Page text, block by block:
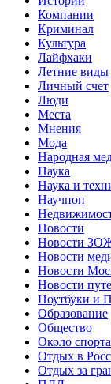
Компании
Криминал
Культура
Лайфхаки
Летние виды
Личный счет
Люди
Места
Мнения
Мода
Народная
Наука
Наука и
Научпоп
Новости
Новости
Новости
Новости
Новости
Ноутбуки и
Образование
Общество
Около спорта
Отдых в
Отдых за